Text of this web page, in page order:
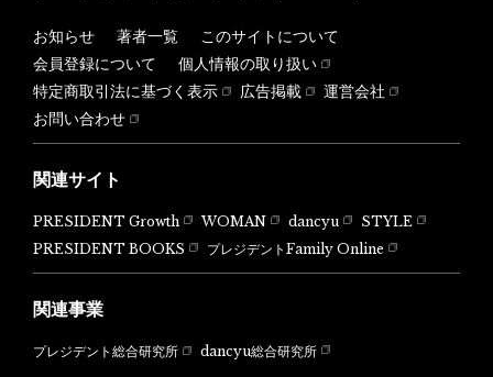
お知らせ 著者一覧
このサイトについて
会員登録について
個人情報の取り扱い
特定商取引法に基づく表示
広告掲載
運営会社
お問い合わせ
関連サイト
PRESIDENT Growth WOMAN dancyu
STYLE
PRESIDENT BOOKS
プレジデントFamily Online
関連事業
プレジデント総合研究所 dancyu総合研究所